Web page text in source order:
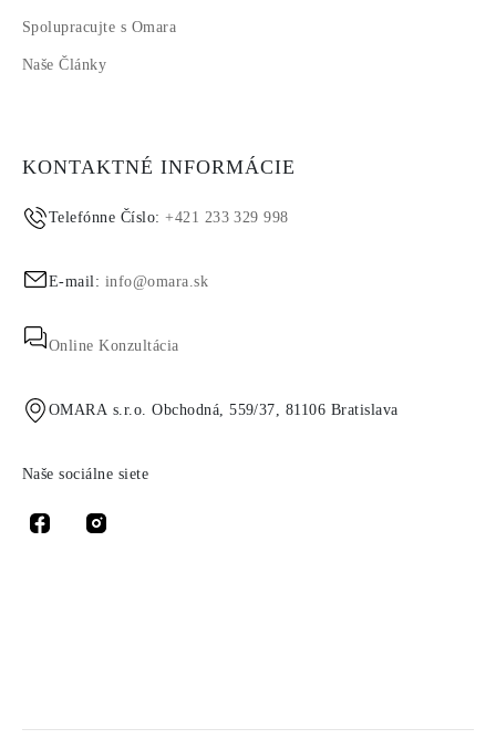
Spolupracujte s Omara
Naše Články
KONTAKTNÉ INFORMÁCIE
Telefónne Číslo:+421 233 329 998
E-mail: info@omara.sk
Online Konzultácia
OMARA s.r.o. Obchodná, 559/37, 81106 Bratislava
Naše sociálne siete